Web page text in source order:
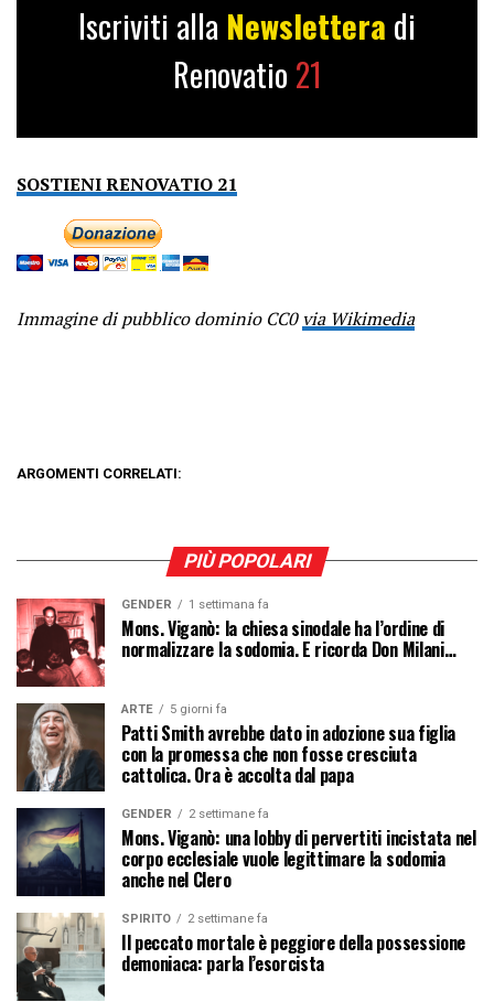
Iscriviti alla Newslettera di
Renovatio 21
SOSTIENI RENOVATIO 21
Immagine di pubblico dominio CC0via Wikimedia
ARGOMENTI CORRELATI:
PIÙ POPOLARI
GENDER 1 settimana fa
Mons. Viganò: la chiesa sinodale ha l’ordine di
normalizzare la sodomia. E ricorda Don Milani…
ARTE 5 giorni fa
Patti Smith avrebbe dato in adozione sua figlia
con la promessa che non fosse cresciuta
cattolica. Ora è accolta dal papa
GENDER 2 settimane fa
Mons. Viganò: una lobby di pervertiti incistata nel
corpo ecclesiale vuole legittimare la sodomia
anche nel Clero
SPIRITO 2 settimane fa
Il peccato mortale è peggiore della possessione
demoniaca: parla l’esorcista